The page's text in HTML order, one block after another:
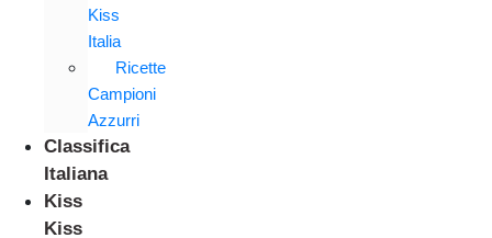
Kiss
Italia
Ricette
Campioni
Azzurri
Classifica
Italiana
Kiss
Kiss